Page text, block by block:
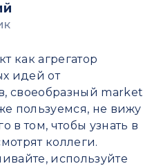
как агрегатор
идей от
своеобразный market
пользуемся, не вижу
в том, чтобы узнать в
коллеги.
используйте